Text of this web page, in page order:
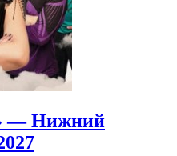
— Нижний